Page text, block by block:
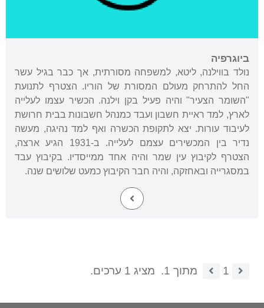
ביוגרפיה
נולד בווילנה, ליטא, למשפחה מסורתית, אך כבר בגיל עשר
החל להתרחק מעולם המסורת של הוריו. הצטרף לתנועת
"השומר הצעיר" והיה פעיל בקן וילנה. הכשיר עצמו לעלייה
לארץ, למד ראיית חשבון ועבד כמנהל חשבונות בבית חרושת
לעיבוד עורות. יצא לתקופת הכשרה ואף למד נהיגה, מעשה
נדיר בין המכשירים עצמם לעלייה. ב-1931 הגיע ארצה,
הצטרף לקיבוץ עין שמר והיה אחד ממייסדיו. בקיבוץ עבד
במסגרייה ובאחזקה, והיה חבר הקיבוץ כמעט שלושים שנה.
1 מתוך 1. מציג 1 ערכים.